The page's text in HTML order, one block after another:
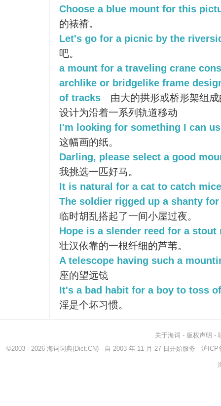
Choose a blue mount for this
的裱褙。
Let's go for a picnic by the
吧。
a mount for a traveling crane
archlike or bridgelike frame
of tracks
由大的拱形或桥形架组
设计为沿着一系列轨道移动
I'm looking for something I can
这幅画的纸。
Darling, please select a good
我挑选一匹好马。
It is natural for a cat to catch
The soldier rigged up a shanty
临时胡乱搭起了一间小屋过夜。
Hope is a slender reed for a stout
壮汉依靠的一根纤细的芦苇。
A telescope having such a
座的望远镜
It's a bad habit for a boy to toss
淫是个坏习惯。
关于海词 - 版权声明 -
©2003 - 2026 海词词典(Dict.CN) - 自 2003 年 11 月 27 日开始服务 沪ICP